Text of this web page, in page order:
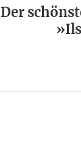
Der